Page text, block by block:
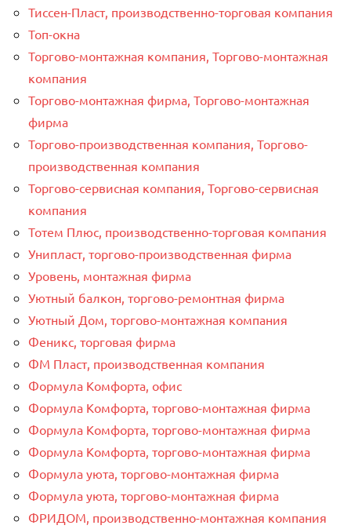
Тиссен-Пласт, производственно-торговая компания
Топ-окна
Торгово-монтажная компания, Торгово-монтажная
компания
Торгово-монтажная фирма, Торгово-монтажная
фирма
Торгово-производственная компания, Торгово-
производственная компания
Торгово-сервисная компания, Торгово-сервисная
компания
Тотем Плюс, производственно-торговая компания
Унипласт, торгово-производственная фирма
Уровень, монтажная фирма
Уютный балкон, торгово-ремонтная фирма
Уютный Дом, торгово-монтажная компания
Феникс, торговая фирма
ФМ Пласт, производственная компания
Формула Комфорта, офис
Формула Комфорта, торгово-монтажная фирма
Формула Комфорта, торгово-монтажная фирма
Формула Комфорта, торгово-монтажная фирма
Формула уюта, торгово-монтажная фирма
Формула уюта, торгово-монтажная фирма
ФРИДОМ, производственно-монтажная компания